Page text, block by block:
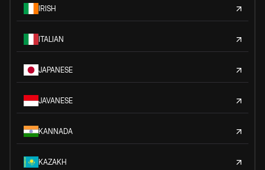
IRISH
ITALIAN
JAPANESE
JAVANESE
KANNADA
KAZAKH